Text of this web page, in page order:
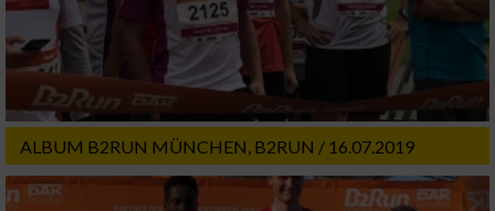
ALBUM B2RUN MÜNCHEN, B2RUN / 16.07.2019
Verwendung von Profilen zur Auswahl
personalisierter Inhalte
Messung der Werbeleistung
Messung der Performance von Inhalten